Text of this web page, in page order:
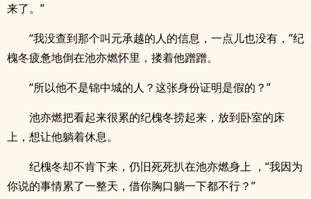
来了。”
“我没查到那个叫元承越的人的信息，一点儿也没有，”纪
槐冬疲惫地倒在池亦燃怀里，搂着他蹭蹭。
“所以他不是锦中城的人？这张身份证明是假的？”
池亦燃把看起来很累的纪槐冬捞起来，放到卧室的床
上，想让他躺着休息。
纪槐冬却不肯下来，仍旧死死扒在池亦燃身上 ，“我因为
你说的事情累了一整天，借你胸口躺一下都不行？”